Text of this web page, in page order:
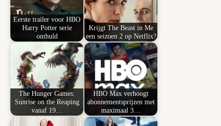
Eerste trailer voor HBO
Harry Potter serie
onthuld
Krijgt The Beast in Me
een seizoen 2 op Netflix?
The Hunger Games:
Sunrise on the Reaping
vanaf 19…
HBO Max verhoogt
abonnementsprijzen met
maximaal 3…